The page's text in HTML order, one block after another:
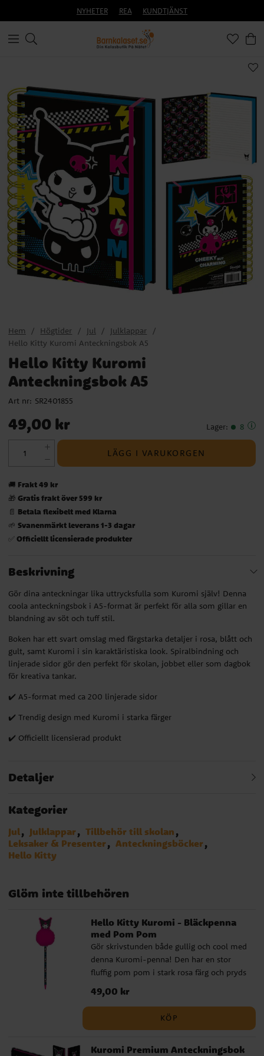
NYHETER REA KUNDTJÄNST
Hem Högtider Jul
Julklappar
Hello Kitty Kuromi Anteckningsbok A5
Hello Kitty Kuromi
Anteckningsbok A5
Art nr: SR2401855
Pris: 49,00 kr
49,00 kr Lager: 8
LÄGG I VARUKORGEN
🚚 Frakt 49 kr
🎁 Gratis frakt över 599 kr
📄 Betala flexibelt med Klarna
🌱 Svanenmärkt leverans 1-3 dagar
✅ Officiellt licensierade produkter
Beskrivning
Gör dina anteckningar lika uttrycksfulla som Kuromi själv! Denna
coola anteckningsbok i A5-format är perfekt för alla som gillar en
blandning av söt och tuff stil.
Boken har ett svart omslag med färgstarka detaljer i rosa, blått och
gult, samt Kuromi i sin karaktäristiska look. Spiralbindning och
linjerade sidor gör den perfekt för skolan, jobbet eller som dagbok
för kreativa tankar.
✔️ A5-format med ca 200 linjerade sidor
✔️ Trendig design med Kuromi i starka färger
✔️ Officiellt licensierad produkt
Detaljer
Kategorier
Jul Julklappar
Tillbehör till skolan
Leksaker & Presenter
Anteckningsböcker
Hello Kitty
Glöm inte tillbehören
Hello Kitty Kuromi - Bläckpenna
med Pom Pom
Gör skrivstunden både gullig och cool med
denna Kuromi-penna! Den har en stor
fluffig pom pom i stark rosa färg och pryds
av en 3D-figur av Kuromi på toppen. En
perfekt penna för den som gillar Hello
Kitty-universumet och vill ha lite attityd i
pennskrinet. ✔️ Fluffig pom pom och
enkel att skriva med ✔️ Officiellt
Pris :49,00 kr
49,00 kr
KÖP
Kuromi Premium Anteckningsbok